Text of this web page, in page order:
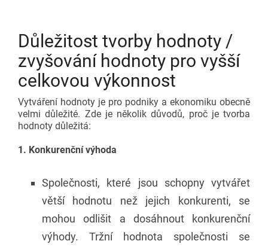
Důležitost tvorby hodnoty /
zvyšování hodnoty pro vyšší
celkovou výkonnost
Vytváření hodnoty je pro podniky a ekonomiku obecně
velmi důležité. Zde je několik důvodů, proč je tvorba
hodnoty důležitá:
1. Konkurenční výhoda
Společnosti, které jsou schopny vytvářet
větší hodnotu než jejich konkurenti, se
mohou odlišit a dosáhnout konkurenční
výhody. Tržní hodnota společnosti se